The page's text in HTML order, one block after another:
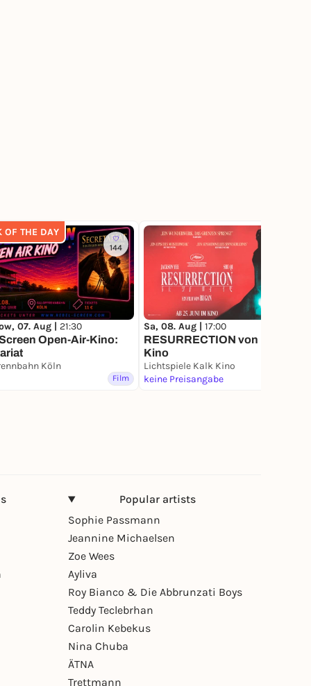
OF THE DAY
144
07. Aug | 21:30
Open-Air-Kino:
Köln
Film
Sa, 08. Aug | 17:00
RESURRECTION von Bi Gan im
Kino
Lichtspiele Kalk Kino
keine Preisangabe
Popular artists
Sophie Passmann
Jeannine Michaelsen
Zoe Wees
Ayliva
Roy Bianco & Die Abbrunzati Boys
Teddy Teclebrhan
Carolin Kebekus
Nina Chuba
ÄTNA
Trettmann